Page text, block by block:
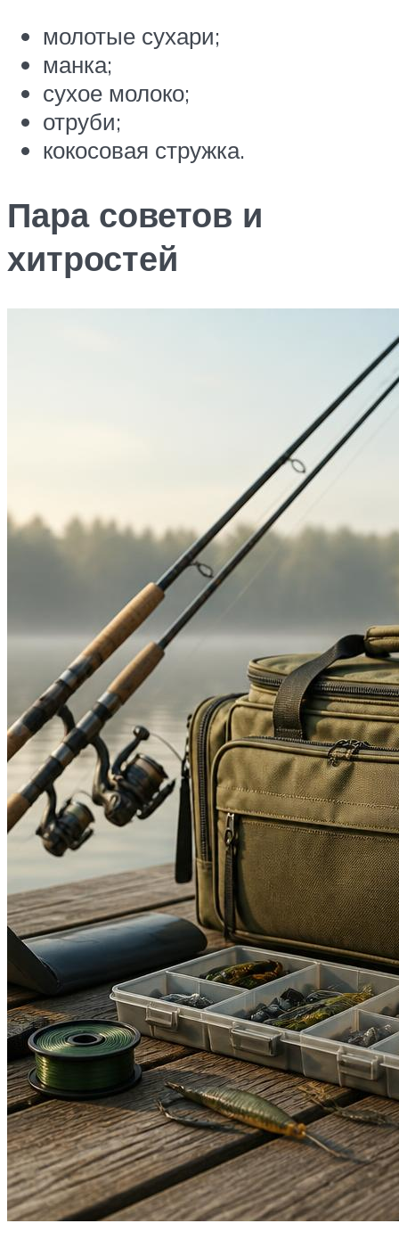
молотые сухари;
манка;
сухое молоко;
отруби;
кокосовая стружка.
Пара советов и
хитростей